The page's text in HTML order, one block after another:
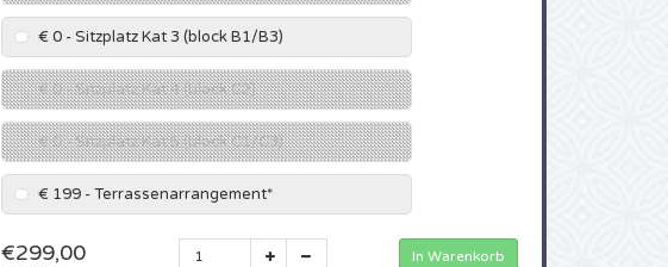
€ 0 - Sitzplatz Kat 3 (block B1/B3)
€ 0 - Sitzplatz Kat 4 (block C2)
€ 0 - Sitzplatz Kat 5 (block C1/C3)
€ 199 - Terrassenarrangement*
€299,00